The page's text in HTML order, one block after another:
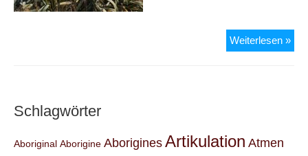
Weiterlesen »
Schlagwörter
Aboriginal Aborigine AboriginesArtikulation Atmen